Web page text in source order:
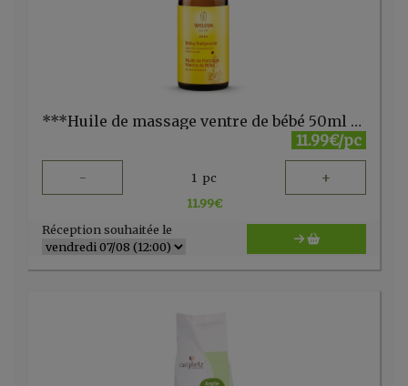
***Huile de massage ventre de bébé 50ml Weleda
11.99€/pc
- 1 pc +
11.99€
Réception souhaitée le